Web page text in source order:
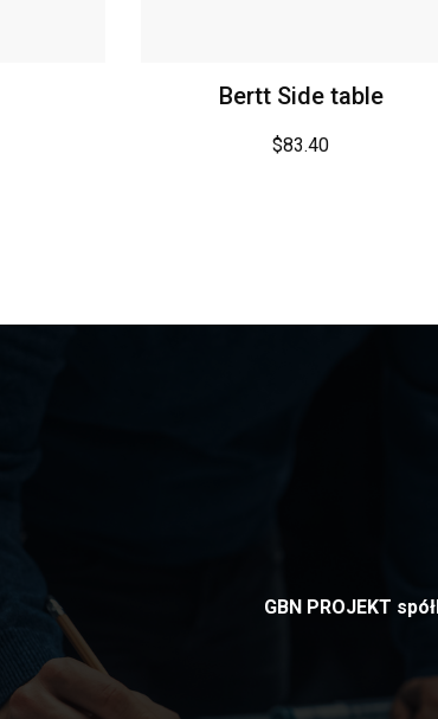
Bertt Side table
$83.40
GBN PROJEKT